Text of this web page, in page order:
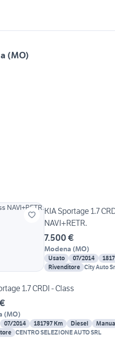
(MO)
KIA Sportage 1.7
NAVI+RETR.
7.500 €
Modena (MO)
Usato 07/2014
Rivenditore City Auto
1.7 CRDI - Class
(MO)
07/2014 181797 Km Diesel
CENTRO SELEZIONE AUTO SRL